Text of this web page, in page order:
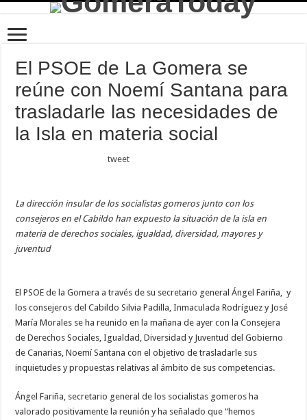
El PSOE de La Gomera se
reúne con Noemí Santana para
trasladarle las necesidades de
la Isla en materia social
tweet
La dirección insular de los socialistas gomeros junto con los
consejeros en el Cabildo han expuesto la situación de la isla en
materia de derechos sociales, igualdad, diversidad, mayores y
juventud
El PSOE de la Gomera a través de su secretario general Ángel Fariña, y
los consejeros del Cabildo Silvia Padilla, Inmaculada Rodríguez y José
María Morales se ha reunido en la mañana de ayer con la Consejera
de Derechos Sociales, Igualdad, Diversidad y Juventud del Gobierno
de Canarias, Noemí Santana con el objetivo de trasladarle sus
inquietudes y propuestas relativas al ámbito de sus competencias.
Ángel Fariña, secretario general de los socialistas gomeros ha
valorado positivamente la reunión y ha señalado que “hemos
Necesarias
Estas
cookies no
son
opcionales.
para que
funcione la